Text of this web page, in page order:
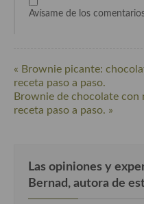
Cocina Rusa
Cocina Suiza
Cocina Turca
Avísame de los
« Brownie picante:
receta paso a paso.
Brownie de chocolate con
receta paso a paso. »
Las opiniones y
Bernad, autora de